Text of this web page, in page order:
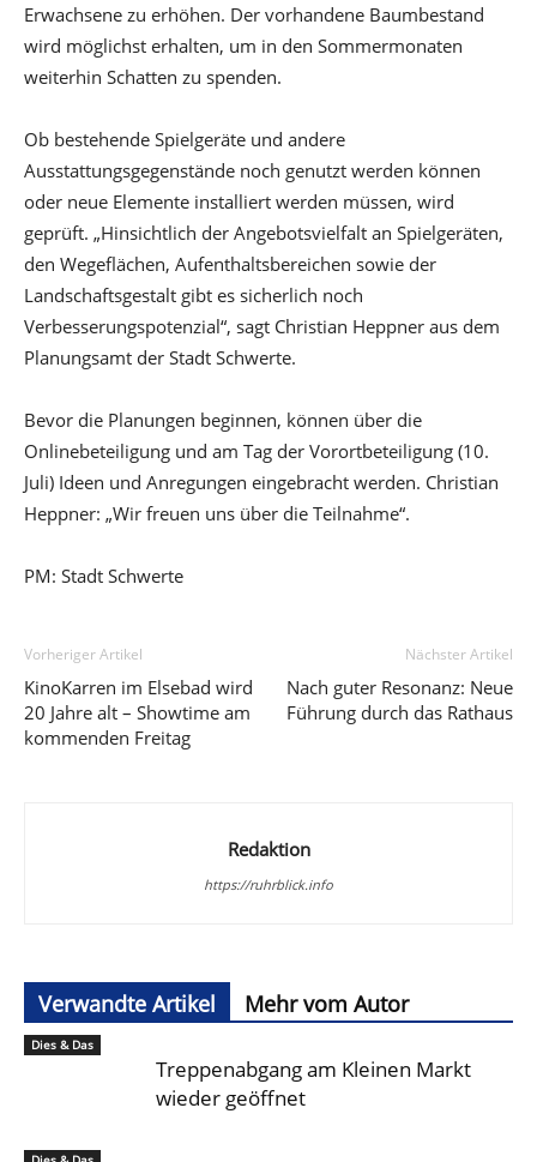
Erwachsene zu erhöhen. Der vorhandene Baumbestand
wird möglichst erhalten, um in den Sommermonaten
weiterhin Schatten zu spenden.
Ob bestehende Spielgeräte und andere
Ausstattungsgegenstände noch genutzt werden können
oder neue Elemente installiert werden müssen, wird
geprüft. „Hinsichtlich der Angebotsvielfalt an Spielgeräten,
den Wegeflächen, Aufenthaltsbereichen sowie der
Landschaftsgestalt gibt es sicherlich noch
Verbesserungspotenzial“, sagt Christian Heppner aus dem
Planungsamt der Stadt Schwerte.
Bevor die Planungen beginnen, können über die
Onlinebeteiligung und am Tag der Vorortbeteiligung (10.
Juli) Ideen und Anregungen eingebracht werden. Christian
Heppner: „Wir freuen uns über die Teilnahme“.
PM: Stadt Schwerte
Vorheriger Artikel
KinoKarren im Elsebad wird
20 Jahre alt – Showtime am
kommenden Freitag
Nächster Artikel
Nach guter Resonanz: Neue
Führung durch das Rathaus
Redaktion
https://ruhrblick.info
Verwandte Artikel Mehr vom Autor
Dies & Das
Treppenabgang am Kleinen Markt
wieder geöffnet